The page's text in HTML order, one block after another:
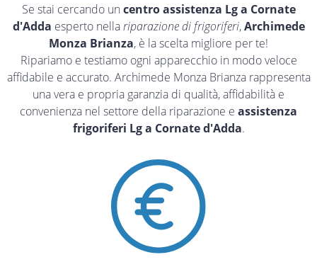
Se stai cercando un centro assistenza Lg a Cornate
d'Adda esperto nellariparazione di frigoriferi,Archimede
Monza Brianza, è la scelta migliore per te!
Ripariamo e testiamo ogni apparecchio in modo veloce
affidabile e accurato. Archimede Monza Brianza rappresenta
una vera e propria garanzia di qualità, affidabilità e
convenienza nel settore della riparazione e assistenza
frigoriferi Lg a Cornate d'Adda.